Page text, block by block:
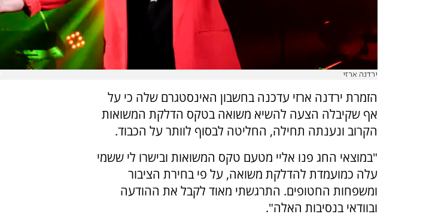
ירדנה ארזי
הזמרת ירדנה ארזי עדכנה בחשבון האינסטגרם שלה כי על
אף שקיבלה הצעה להשיא משואה בטקס הדלקת המשואות
הקרוב ונענתה תחילה, החליטה לבסוף לוותר על הכבוד.
"במוצאי החג פנו אליי מטעם טקס המשואות ובישרו לי ששמי
עלה כמועמדת להדלקת משואה, על פי בחירת הציבור
ומשפחות החטופים. התרגשתי מאוד לקבל את ההודעה
ובוודאי בנסיבות האלה".